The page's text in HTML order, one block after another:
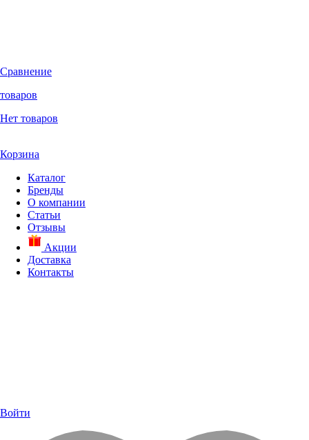
Сравнение
товаров
Нет товаров
Корзина
Каталог
Бренды
О компании
Статьи
Отзывы
Акции
Доставка
Контакты
Войти